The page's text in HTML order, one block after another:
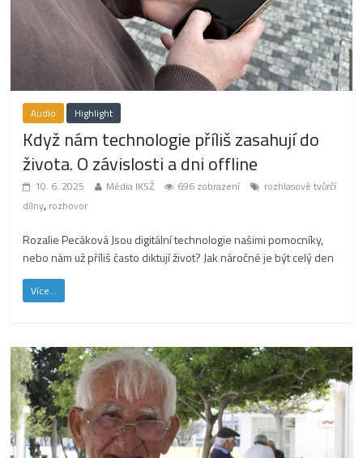
Audio Highlight
Když nám technologie příliš zasahují do
života. O závislosti a dni offline
10. 6. 2025 Média IKSŽ 696 zobrazení
rozhlasové tvůrčí
dílny, rozhovor
Rozalie Pecáková Jsou digitální technologie našimi pomocníky,
nebo nám už příliš často diktují život? Jak náročné je být celý den
Více...